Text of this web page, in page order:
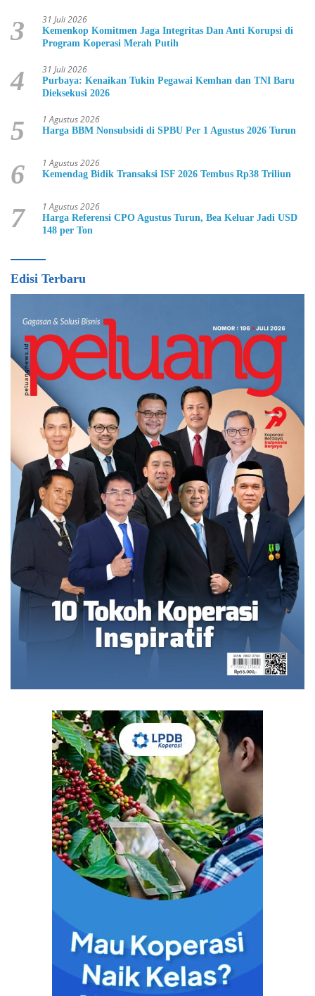
3 31 Juli 2026
Kemenkop Komitmen Jaga Integritas Dan Anti Korupsi di
Program Koperasi Merah Putih
4 31 Juli 2026
Purbaya: Kenaikan Tukin Pegawai Kemhan dan TNI Baru
Dieksekusi 2026
5 1 Agustus 2026
Harga BBM Nonsubsidi di SPBU Per 1 Agustus 2026 Turun
6 1 Agustus 2026
Kemendag Bidik Transaksi ISF 2026 Tembus Rp38 Triliun
7 1 Agustus 2026
Harga Referensi CPO Agustus Turun, Bea Keluar Jadi USD
148 per Ton
Edisi Terbaru